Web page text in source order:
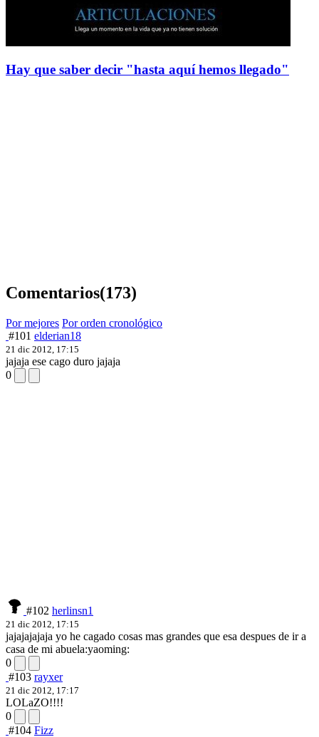
Hay que saber decir "hasta aquí hemos llegado"
Comentarios(173)
Por mejores Por orden cronológico
#101 elderian18
21 dic 2012, 17:15
jajaja ese cago duro jajaja
0
#102 herlinsn1
21 dic 2012, 17:15
jajajajajaja yo he cagado cosas mas grandes que esa despues de ir a
casa de mi abuela:yaoming:
0
#103 rayxer
21 dic 2012, 17:17
LOLaZO!!!!
0
#104 Fizz